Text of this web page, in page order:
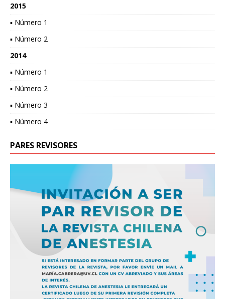
2015
▪ Número 1
▪ Número 2
2014
▪ Número 1
▪ Número 2
▪ Número 3
▪ Número 4
PARES REVISORES